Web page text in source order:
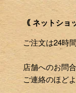
｟ ネットショ
ご注文は24時
店舗へのお問
ご連絡のほど